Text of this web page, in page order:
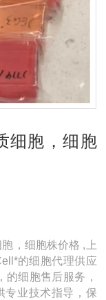
细胞，细胞
，细胞株价格 ,上
的细胞代理供应
细胞售后服务，
专业技术指导，保